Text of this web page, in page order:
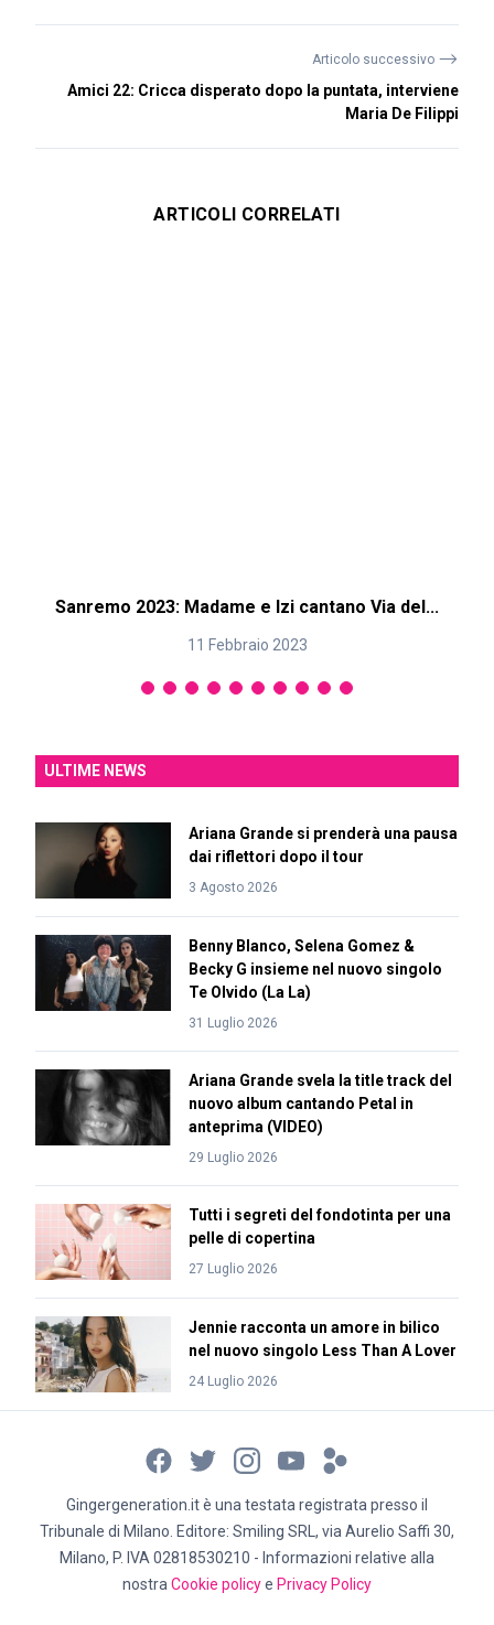
Articolo successivo ⟶
Amici 22: Cricca disperato dopo la puntata, interviene
Maria De Filippi
ARTICOLI CORRELATI
Sanremo 2023: Madame e Izi cantano Via del...
11 Febbraio 2023
ULTIME NEWS
Ariana Grande si prenderà una pausa
dai riflettori dopo il tour
3 Agosto 2026
Benny Blanco, Selena Gomez &
Becky G insieme nel nuovo singolo
Te Olvido (La La)
31 Luglio 2026
Ariana Grande svela la title track del
nuovo album cantando Petal in
anteprima (VIDEO)
29 Luglio 2026
Tutti i segreti del fondotinta per una
pelle di copertina
27 Luglio 2026
Jennie racconta un amore in bilico
nel nuovo singolo Less Than A Lover
24 Luglio 2026
Gingergeneration.it è una testata registrata presso il
Tribunale di Milano. Editore: Smiling SRL, via Aurelio Saffi 30,
Milano, P. IVA 02818530210 - Informazioni relative alla
nostra Cookie policye Privacy Policy